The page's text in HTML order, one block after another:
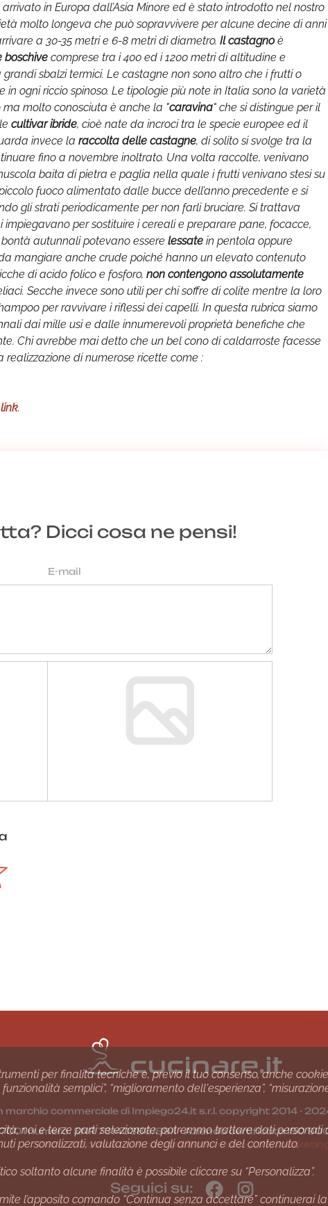
in Europa dall’Asia Minore ed è stato introdotto nel nostro
molto longeva che può sopravvivere per alcune decine di anni
a 30-35 metri e 6-8 metri di diametro. Il castagnoè
boschive comprese tra i 400 ed i 1200 metri di altitudine e
grandi sbalzi termici. Le castagne non sono altro che i frutti o
ogni riccio spinoso. Le tipologie più note in Italia sono la varietà
molto conosciuta è anche la "caravina" che si distingue per il
cultivar ibride, cioè nate da incroci tra le specie europee ed il
invece la raccolta delle castagne, di solito si svolge tra la
fino a novembre inoltrato. Una volta raccolte, venivano
baita di pietra e paglia nella quale i frutti venivano stesi su
fuoco alimentato dalle bucce dell’anno precedente e si
gli strati periodicamente per non farli bruciare. Si trattava
per sostituire i cereali e preparare pane, focacce,
autunnali potevano essere lessate in pentola oppure
mangiare anche crude poiché hanno un elevato contenuto
di acido folico e fosforo, non contengono assolutamente
Secche invece sono utili per chi soffre di colite mentre la loro
per ravvivare i riflessi dei capelli. In questa rubrica siamo
dai mille usi e dalle innumerevoli proprietà benefiche che
Chi avrebbe mai detto che un bel cono di caldarroste facesse
di numerose ricette come :
link.
Dicci cosa ne pensi!
marchio commerciale di Impiego24.it s.r.l. copyright 2014 -
numero: SNR 73140386/89/I - Azienda certiﬁcata ISO
Gestione consensi e categorie merceologiche marketing
Seguici su:
per finalità tecniche e, previo il tuo consenso, anche
semplici”, “miglioramento dell'esperienza”,
noi e terze parti selezionate, potremmo trattare dati personali
personalizzati, valutazione degli annunci e del contenuto.
soltanto alcune finalità è possibile cliccare su “Personalizza”.
l’apposito comando “Continua senza accettare” continuerai